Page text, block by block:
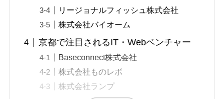
リージョナルフィッシュ株式会社
株式会社バイオーム
京都で注目されるIT・Webベンチャー
Baseconnect株式会社
株式会社ものレボ
株式会社ランプ